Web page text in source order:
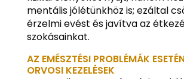
mentális jólétünkhöz is; ezáltal
érzelmi evést és javítva az
szokásainkat.
AZ EMÉSZTÉSI PROBLÉMÁK
ORVOSI KEZELÉSEK